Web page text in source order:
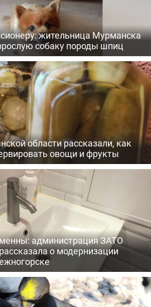
жительница Мурманска
собаку породы шпиц
области рассказали, как
овощи и фрукты
администрация ЗАТО
о модернизации